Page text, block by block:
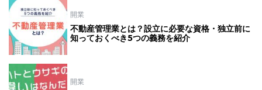
開業
不動産管理業とは？設立に必要な資格・独立前に
知っておくべき5つの義務を紹介
開業